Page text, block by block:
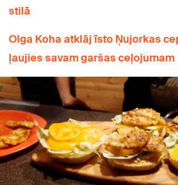
stilā
Olga Koha atklāj īsto Ņujorkas
ļaujies savam garšas ceļojumam